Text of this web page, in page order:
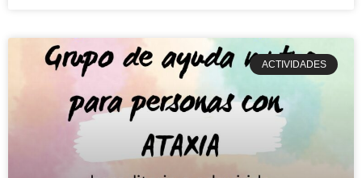
ACTIVIDADES